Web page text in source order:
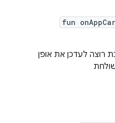
fun
רוצה לעדכן את אופן